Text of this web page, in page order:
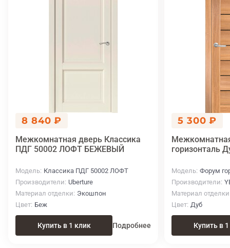
8 840 ₽
Межкомнатная дверь Классика
ПДГ 50002 ЛОФТ БЕЖЕВЫЙ
Модель Классика ПДГ 50002 ЛОФТ
Производители Uberture
Материал отделки Экошпон
Цвет Беж
Купить в 1 клик Подробнее
5 300 ₽
горизонталь
Модель Форум
Производители
Материал отделки
Цвет Дуб
Купить в